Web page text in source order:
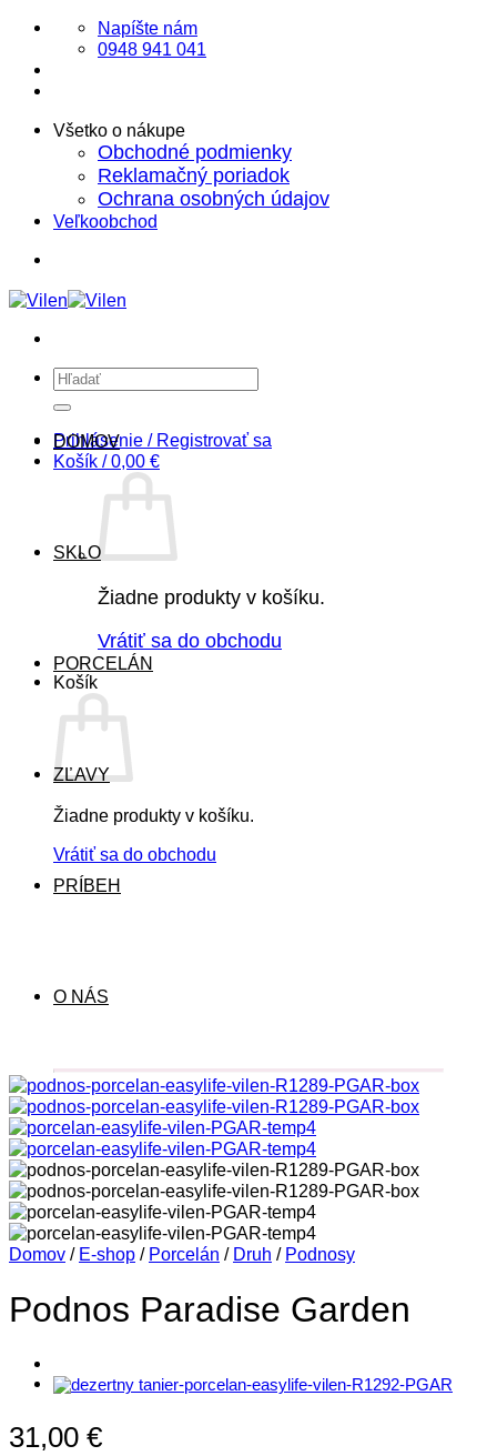
Skip
content
Napíšte nám
0948 941 041
Všetko o nákupe
Obchodné podmienky
Reklamačný poriadok
Ochrana osobných údajov
Veľkoobchod
Hľadať:
Prihlásenie / Registrovať sa
Košík /0,00 €
Žiadne produkty v košíku.
Vrátiť sa do obchodu
Košík
Žiadne produkty v košíku.
Vrátiť sa do obchodu
DOMOV
SKLO
PORCELÁN
ZĽAVY
PRÍBEH
O NÁS
Domov / E-shop / Porcelán / Druh / Podnosy
Podnos Paradise Garden
31,00 €